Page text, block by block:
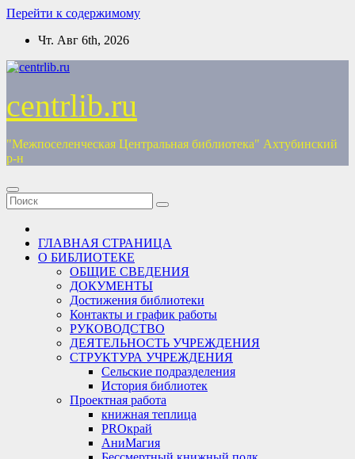
Перейти к содержимому
Чт. Авг 6th, 2026
centrlib.ru
"Межпоселенческая Центральная библиотека" Ахтубинский
р-н
ГЛАВНАЯ СТРАНИЦА
О БИБЛИОТЕКЕ
ОБЩИЕ СВЕДЕНИЯ
ДОКУМЕНТЫ
Достижения библиотеки
Контакты и график работы
РУКОВОДСТВО
ДЕЯТЕЛЬНОСТЬ УЧРЕЖДЕНИЯ
СТРУКТУРА УЧРЕЖДЕНИЯ
Сельские подразделения
История библиотек
Проектная работа
книжная теплица
PROкрай
АниМагия